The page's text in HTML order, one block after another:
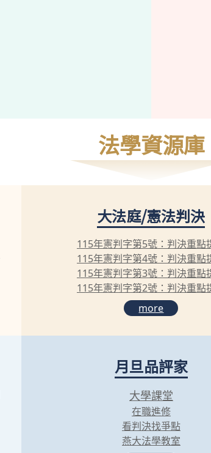
法學資源庫
大法庭/憲法判決
115年憲判字第5號：判決重點
115年憲判字第4號：判決重點
115年憲判字第3號：判決重點
115年憲判字第2號：判決重點
more
月旦品評家
大學課堂
在職進修
看判決找爭點
燕大法學教室